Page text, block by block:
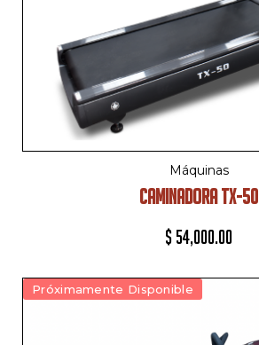
Máquinas
CAMINADORA TX-50
$ 54,000.00
Próximamente Disponible